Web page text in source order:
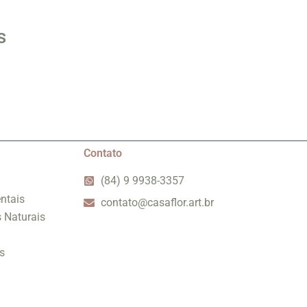
Naturais
Contato
(84) 9 9938-3357
contato@casaflor.art.br